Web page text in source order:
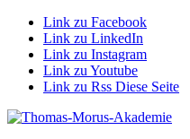
Link zu Facebook
Link zu LinkedIn
Link zu Instagram
Link zu Youtube
Link zu Rss Diese Seite